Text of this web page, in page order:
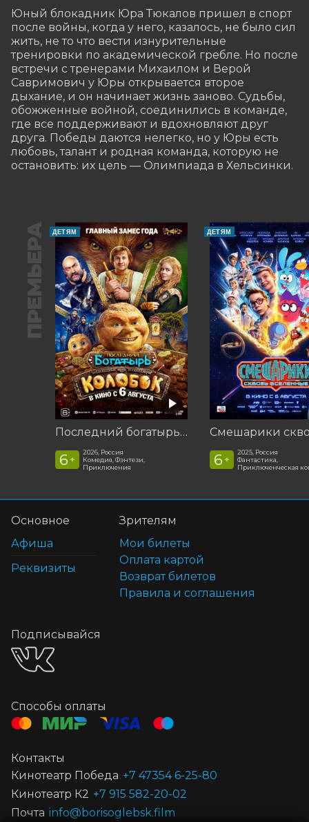
Юный блокадник Юра Тюкалов пришел в спорт
после войны, когда у него, казалось, не было сил
жить, не то что вести изнурительные
тренировки по академической гребле. Но после
встречи с тренерами Михаилом и Верой
Савримович у Юры открывается второе
дыхание, и он начинает жизнь заново. Судьбы,
обожженные войной, соединились в команде,
где все поддерживают и вдохновляют друг
друга. Победы даются нелегко, но у Юры есть
любовь, талант и родная команда, которую не
остановить: их цель — Олимпиада в Хельсинки.
ПРЕМЬЕРА ДЕТЯМ
Последний богатырь. Колобок
6 +
2026, Россия
Комедия, Фэнтези,
Приключения
ДЕТЯМ
6 +
2025, Россия
Фантастика,
Приключенческая
Основное
Афиша
Реквизиты
Зрителям
Мои билеты
Оплата картой
Возврат билетов
Правила и соглашения
Подписывайся
Способы оплаты
Контакты
Кинотеатр Победа +7 47354 6-25-80
Кинотеатр К2 +7 915 582-20-02
Почта info@borisoglebsk.film